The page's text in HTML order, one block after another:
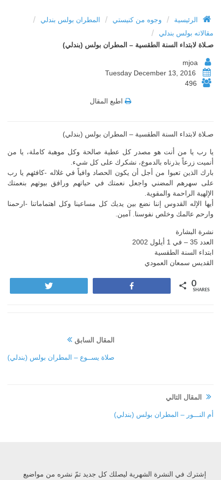
الرئيسية / وجوه من كنيستي / المطران بولس بندلي /
مقالاته بولس بندلي /
صـلاة لابتداء السنة الطقسية – المطران بولس (بندلي)
496
اطبع المقال
صـلاة لابتداء السنة الطقسية – المطران بولس (بندلي)
يا رب يا من أنت هو مصدر كل عطية صالحة وكل موهبة كاملة، يا من
أنميت زرعاً بذرناه بالدموع، نشكرك على كل شيء.
بارك الذين تعبوا من أجل أن يكون الحصاد وافياً في غلاله -كافئهم يا رب
على سهرهم المضني واجعل نعمتك في حياتهم ورافق بيوتهم بنعمتك
الإلهية الراحمة والمقوية.
أيها الإله القدوس إننا نضع بين يديك كل مساعينا وكل اهتماماتنا -ارحمنا
وارحم عالمك وخلص نفوسنا. آمين.
نشرة البشارة
العدد 35 – في 1 أيلول 2002
ابتداء السنة الطقسية
القديس سمعان العمودي
0
SHARES
المقال السابق
صلاة يســوع – المطران بولس (بندلي)
المقال التالي
أم النـــور – المطران بولس (بندلي)
إشترك في النشرة الشهرية ليصلك كل جديد تمّ نشره من مواضيع